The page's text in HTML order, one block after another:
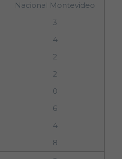
Nacional Montevideo
3
4
2
2
0
6
4
8